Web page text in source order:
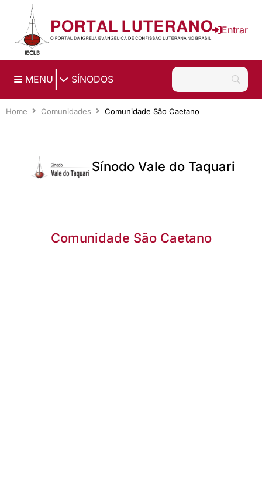
Ir para o conteúdo principal
Entrar
MENU SÍNODOS
Home Comunidades Comunidade São Caetano
Sínodo Vale do Taquari
Comunidade São Caetano